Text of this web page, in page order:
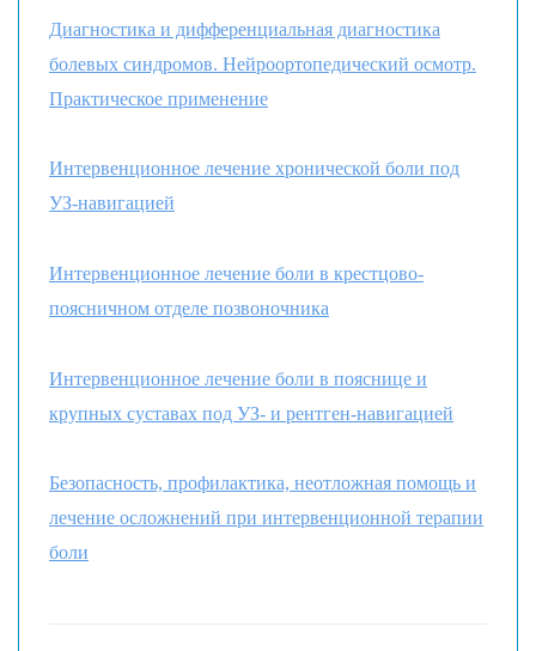
Диагностика и дифференциальная диагностика
болевых синдромов. Нейроортопедический осмотр.
Практическое применение
Интервенционное лечение хронической боли под
УЗ-навигацией
Интервенционное лечение боли в крестцово-
поясничном отделе позвоночника
Интервенционное лечение боли в пояснице и
крупных суставах под УЗ- и рентген-навигацией
Безопасность, профилактика, неотложная помощь и
лечение осложнений при интервенционной терапии
боли